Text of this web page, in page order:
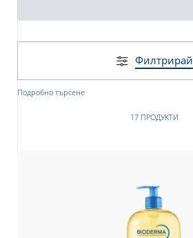
Филтрирай
Подробно търсене
17 ПРОДУКТИ